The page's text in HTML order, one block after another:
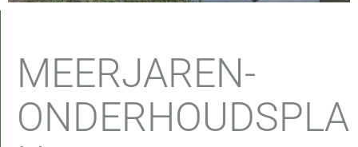
MEERJAREN-
ONDERHOUDSPLA